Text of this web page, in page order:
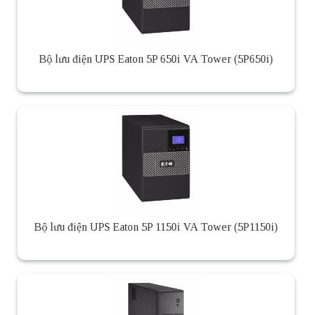
Bộ lưu điện UPS Eaton 5P 650i VA Tower (5P650i)
Bộ lưu điện UPS Eaton 5P 1150i VA Tower (5P1150i)